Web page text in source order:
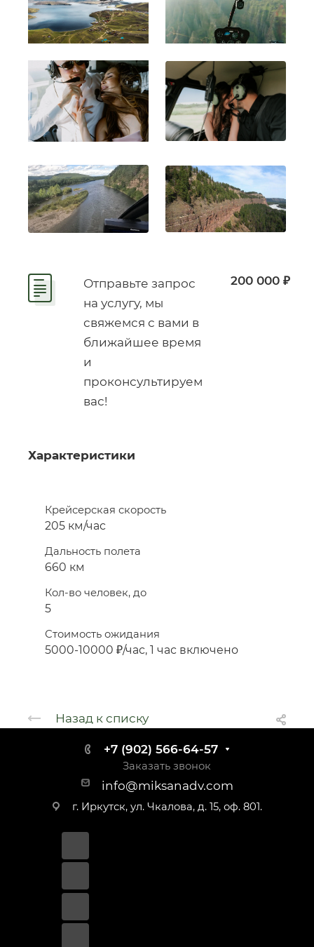
Отправьте запрос
на услугу, мы
свяжемся с вами в
ближайшее время
и
проконсультируем
вас!
200 000 ₽
Характеристики
Крейсерская скорость
205 км/час
Дальность полета
660 км
Кол-во человек, до
5
Стоимость ожидания
5000-10000 ₽/час, 1 час включено
Назад к списку
+7 (902) 566-64-57
Заказать звонок
info@miksanadv.com
г. Иркутск, ул. Чкалова, д. 15, оф. 801.